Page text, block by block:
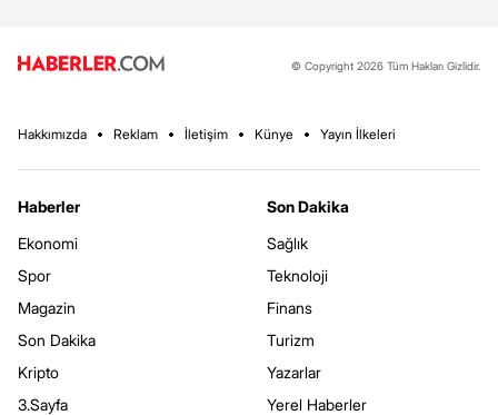
© Copyright 2026 Tüm Hakları Gizlidir.
Hakkımızda Reklam İletişim Künye Yayın İlkeleri
Haberler
Ekonomi
Spor
Magazin
Son Dakika
Kripto
3.Sayfa
Son Dakika
Sağlık
Teknoloji
Finans
Turizm
Yazarlar
Yerel Haberler